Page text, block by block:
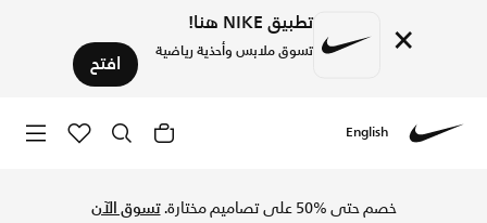
× تطبيق NIKE هنا!
تسوق ملابس وأحذية رياضية افتح
English
خصم حتى %50 على تصاميم مختارة. تسوق الآن